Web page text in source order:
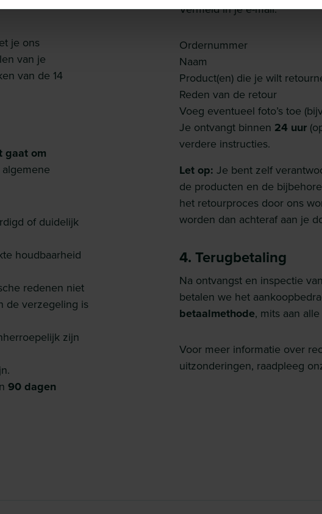
je ons
van je
van de 14
gaat om
of duidelijk
houdbaarheid
redenen niet
de verzegeling is
zijn
90 dagen
Vermeld in je e-mail:
Ordernummer
Naam
Product(en) die je wilt
Reden van de retour
Voeg eventueel foto’s toe
Je ontvangt binnen 24 uur
verdere instructies.
Let op: Je bent zelf
de producten en de
het retourproces door ons
worden dan achteraf aan je
4. Terugbetaling
Na ontvangst en inspectie
betalen we het
betaalmethode, mits aan
Voor meer informatie over
uitzonderingen, raadpleeg